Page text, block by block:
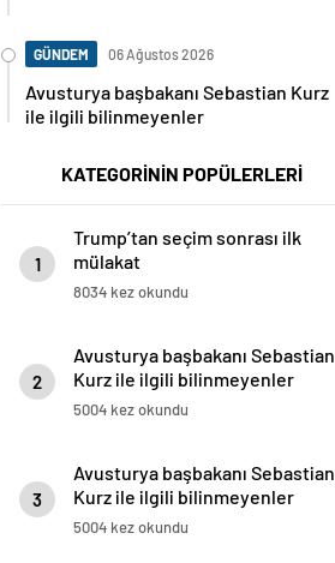
GÜNDEM 06 Ağustos 2026
Avusturya başbakanı Sebastian Kurz
ile ilgili bilinmeyenler
KATEGORİNİN POPÜLERLERİ
1
Trump’tan seçim sonrası ilk
mülakat
8034 kez okundu
2
Avusturya başbakanı Sebastian
Kurz ile ilgili bilinmeyenler
5004 kez okundu
3
Avusturya başbakanı Sebastian
Kurz ile ilgili bilinmeyenler
5004 kez okundu